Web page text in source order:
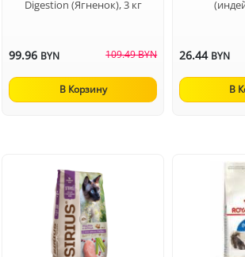
Digestion (Ягненок), 3 кг
99.96 BYN 109.49 BYN
В Корзину
26.44 BYN
В